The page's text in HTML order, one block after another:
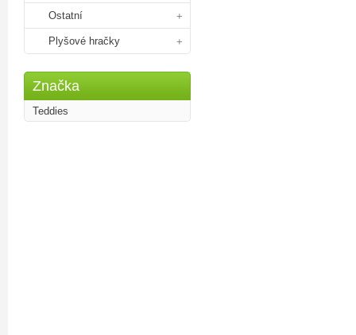
Ostatní
Plyšové hračky
Značka
Teddies